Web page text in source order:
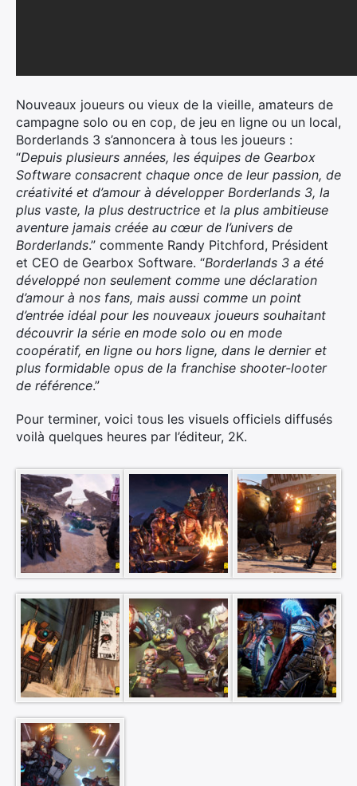
Nouveaux joueurs ou vieux de la vieille, amateurs de
campagne solo ou en cop, de jeu en ligne ou un local,
Borderlands 3 s’annoncera à tous les joueurs :
“Depuis plusieurs années, les équipes de Gearbox
Software consacrent chaque once de leur passion, de
créativité et d’amour à développer Borderlands 3, la
plus vaste, la plus destructrice et la plus ambitieuse
aventure jamais créée au cœur de l’univers de
Borderlands.” commente Randy Pitchford, Président
et CEO de Gearbox Software. “Borderlands 3 a été
développé non seulement comme une déclaration
d’amour à nos fans, mais aussi comme un point
d’entrée idéal pour les nouveaux joueurs souhaitant
découvrir la série en mode solo ou en mode
coopératif, en ligne ou hors ligne, dans le dernier et
plus formidable opus de la franchise shooter-looter
de référence.”
Pour terminer, voici tous les visuels officiels diffusés
voilà quelques heures par l’éditeur, 2K.